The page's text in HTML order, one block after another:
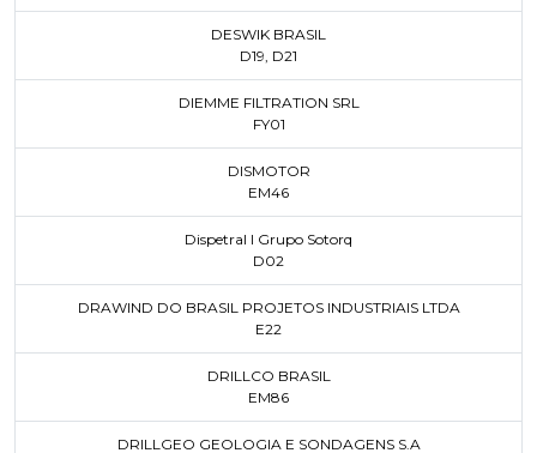
DESWIK BRASIL
D19, D21
DIEMME FILTRATION SRL
FY01
DISMOTOR
EM46
Dispetral I Grupo Sotorq
D02
DRAWIND DO BRASIL PROJETOS INDUSTRIAIS LTDA
E22
DRILLCO BRASIL
EM86
DRILLGEO GEOLOGIA E SONDAGENS S.A